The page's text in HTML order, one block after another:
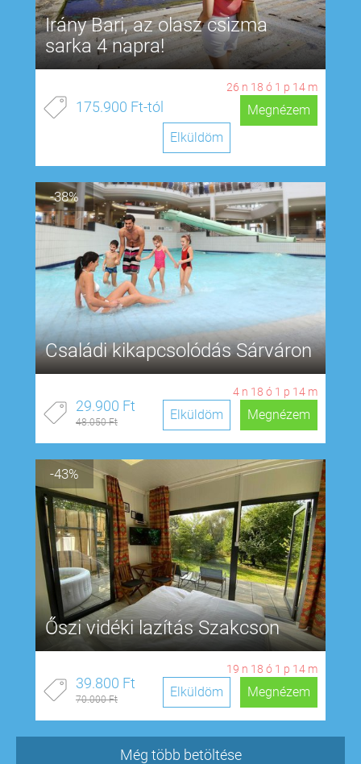
Irány Bari, az olasz csizma
sarka 4 napra!
26 n 18 ó 1 p 13 m
175.900 Ft-tól
Megnézem
Elküldöm
-38%
Családi kikapcsolódás Sárváron
4 n 18 ó 1 p 13 m
29.900 Ft
48.050 Ft Megnézem
Elküldöm
-43%
Őszi vidéki lazítás Szakcson
19 n 18 ó 1 p 13 m
39.800 Ft
70.000 Ft Megnézem
Elküldöm
Még több betöltése